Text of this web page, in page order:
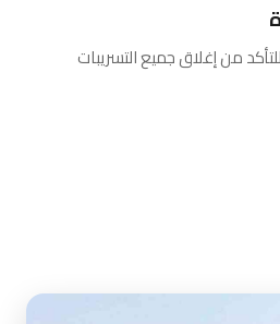
من إغلاق جميع التسريبات